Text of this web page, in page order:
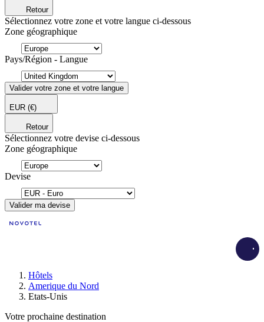
Retour
Sélectionnez votre zone et votre langue ci-dessous
Zone géographique
Pays/Région - Langue
Valider votre zone et votre langue
EUR (€)
Retour
Sélectionnez votre devise ci-dessous
Zone géographique
Devise
Valider ma devise
Hôtels
Amerique du Nord
Etats-Unis
Votre prochaine destination